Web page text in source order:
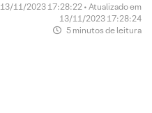
13/11/2023 17:28:22 • Atualizado em
13/11/2023 17:28:24
5 minutos de leitura